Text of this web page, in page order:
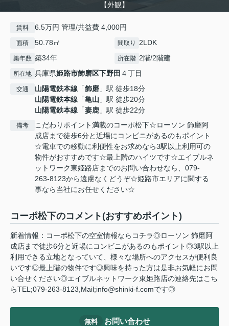
【外観】
賃料 6.5万円 管理/共益費 4,000円
面積 50.78㎡ 間取り 2LDK
築年数 築34年 所在階 2階/2階建
所在地 兵庫県姫路市飾磨区下野田 ４丁目
交通 山陽電鉄本線 「飾磨 」駅 徒歩18分
山陽電鉄本線 「亀山 」駅 徒歩20分
山陽電鉄本線 「妻鹿」駅 徒歩22分
備考
こだわりポイント満載のコーポ松下☆ローソン 飾磨阿
成店まで徒歩6分と近場にコンビニがあるのもポイント
☆電車での移動に利便性をお求めなら3駅以上利用可の
物件がおすすめです☆最上階のハイツです☆エイブルネ
ットワーク東姫路店までのお問い合わせなら、079-
263-8123から遠慮なくどうぞ☆姫路市エリアに関する
事なら当社にお任せください☆
コーポ松下のコメント(おすすめポイント)
新着情報：コーポ松下の空室情報ならコチラ◎ローソン 飾磨阿
成店まで徒歩6分と近場にコンビニがあるのもポイント◎3駅以上
利用できる立地となっていて、様々な場所へのアクセスが便利良
いです◎最上階の物件です◎興味を持った方は是非お気軽にお問
い合せください◎エイブルネットワーク東姫路店の連絡先はこち
らTEL;079-263-8123,Mail;info@shinki-f.comです◎
無料 お問い合わせ